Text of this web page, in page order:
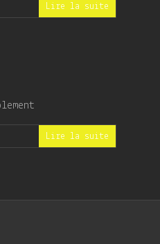
Lire la suite
Lire la suite